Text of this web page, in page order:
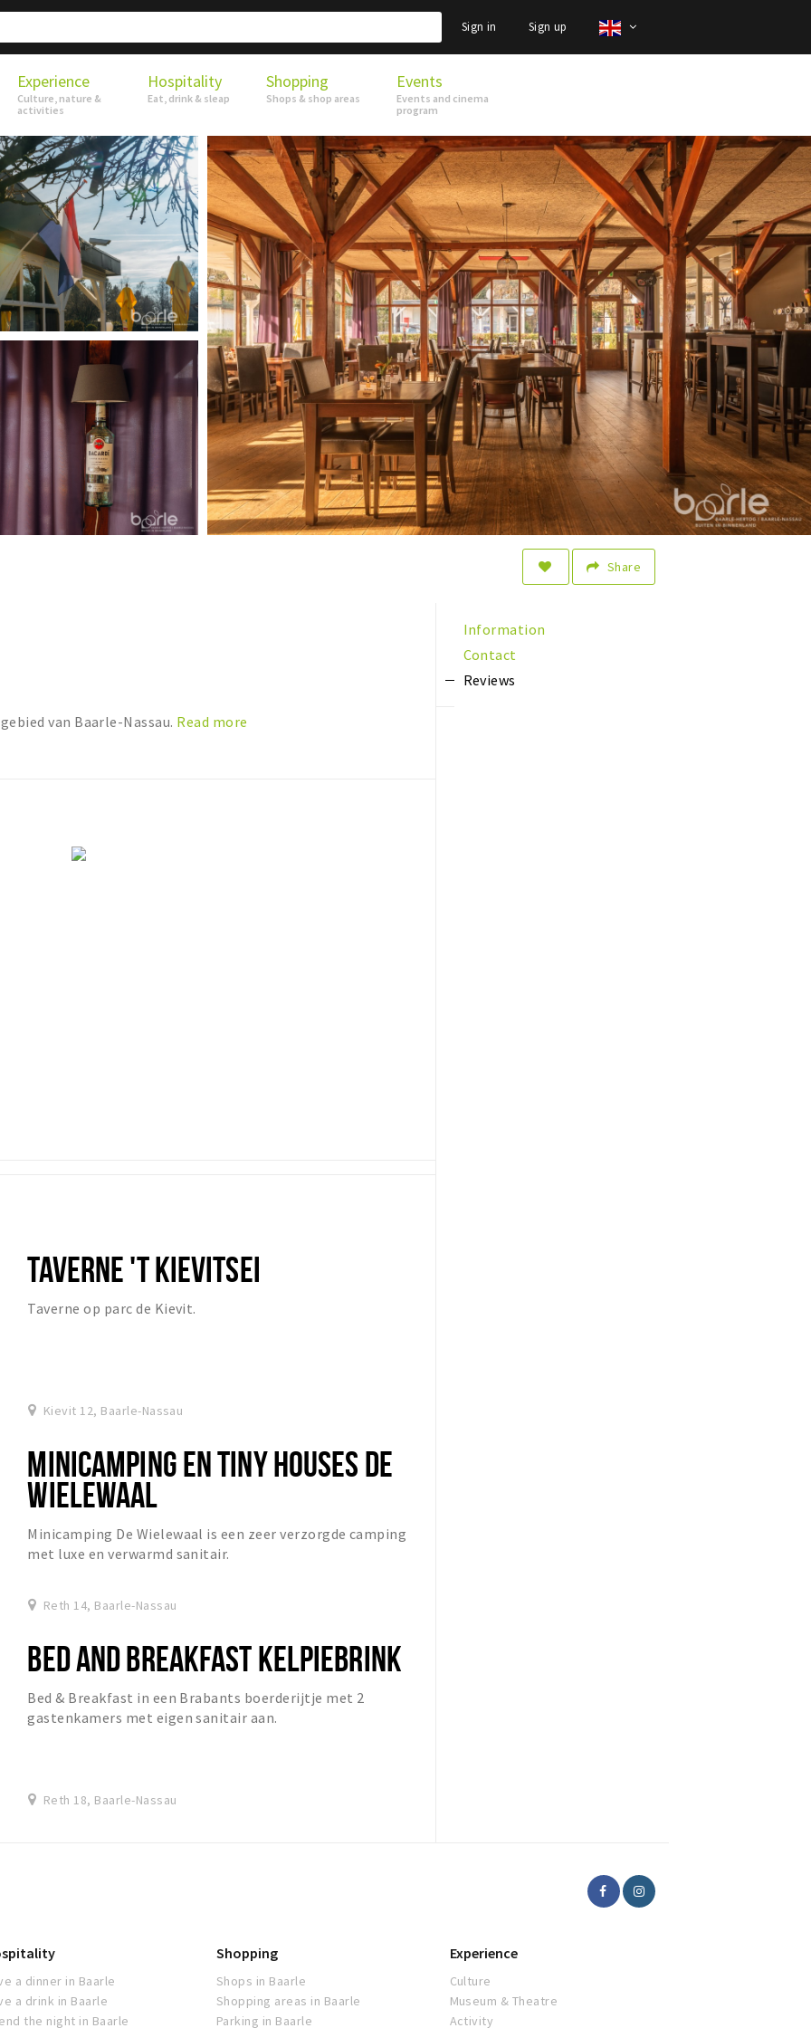
Sign in Sign up
Experience
Culture, nature &
activities
Hospitality
Eat, drink & sleap
Shopping
Shops & shop areas
Events
Events and cinema
program
Share
van Baarle-Nassau. Read more
TAVERNE 'T KIEVITSEI
Taverne op parc de Kievit.
Kievit 12, Baarle-Nassau
MINICAMPING EN TINY HOUSES DE
WIELEWAAL
Minicamping De Wielewaal is een zeer verzorgde camping
met luxe en verwarmd sanitair.
Reth 14, Baarle-Nassau
BED AND BREAKFAST KELPIEBRINK
Bed & Breakfast in een Brabants boerderijtje met 2
gastenkamers met eigen sanitair aan.
Reth 18, Baarle-Nassau
Information
Contact
Reviews
a dinner in Baarle
a drink in Baarle
the night in Baarle
Shopping
Shops in Baarle
Shopping areas in Baarle
Parking in Baarle
Experience
Culture
Museum & Theatre
Activity